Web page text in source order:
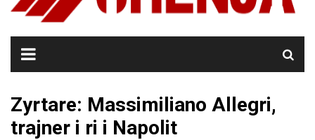
Zyrtare: Massimiliano Allegri,
trajner i ri i Napolit